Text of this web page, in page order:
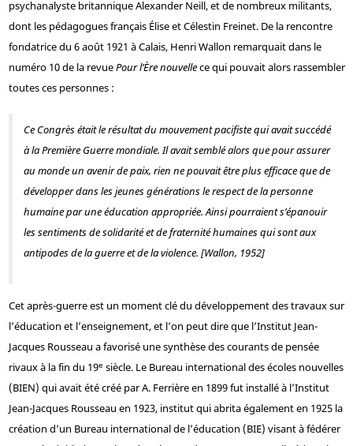
psychanalyste britannique Alexander Neill, et de nombreux militants,
dont les pédagogues français Élise et Célestin Freinet. De la rencontre
fondatrice du 6 août 1921 à Calais, Henri Wallon remarquait dans le
numéro 10 de la revuePour l’Ère nouvellece qui pouvait alors rassembler
toutes ces personnes :
Ce Congrès était le résultat du mouvement pacifiste qui avait succédé
à la Première Guerre mondiale. Il avait semblé alors que pour assurer
au monde un avenir de paix, rien ne pouvait être plus efficace que de
développer dans les jeunes générations le respect de la personne
humaine par une éducation appropriée. Ainsi pourraient s’épanouir
les sentiments de solidarité et de fraternité humaines qui sont aux
antipodes de la guerre et de la violence. [Wallon, 1952]
Cet après-guerre est un moment clé du développement des travaux sur
l’éducation et l’enseignement, et l’on peut dire que l’Institut Jean-
Jacques Rousseau a favorisé une synthèse des courants de pensée
rivaux à la fin du 19e siècle. Le Bureau international des écoles nouvelles
(BIEN) qui avait été créé par A. Ferrière en 1899 fut installé à l’Institut
Jean-Jacques Rousseau en 1923, institut qui abrita également en 1925 la
création d’un Bureau international de l’éducation (BIE) visant à fédérer